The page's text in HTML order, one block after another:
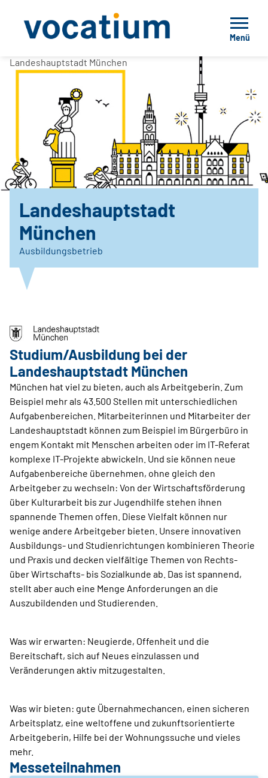
Menü
Landeshauptstadt München
Landeshauptstadt
München
Ausbildungsbetrieb
Studium/Ausbildung bei der
Landeshauptstadt München
München hat viel zu bieten, auch als Arbeitgeberin. Zum
Beispiel mehr als 43.500 Stellen mit unterschiedlichen
Aufgabenbereichen. Mitarbeiterinnen und Mitarbeiter der
Landeshauptstadt können zum Beispiel im Bürgerbüro in
engem Kontakt mit Menschen arbeiten oder im IT-Referat
komplexe IT-Projekte abwickeln. Und sie können neue
Aufgabenbereiche übernehmen, ohne gleich den
Arbeitgeber zu wechseln: Von der Wirtschaftsförderung
über Kulturarbeit bis zur Jugendhilfe stehen ihnen
spannende Themen offen. Diese Vielfalt können nur
wenige andere Arbeitgeber bieten. Unsere innovativen
Ausbildungs- und Studienrichtungen kombinieren Theorie
und Praxis und decken vielfältige Themen von Rechts-
über Wirtschafts- bis Sozialkunde ab. Das ist spannend,
stellt aber auch eine Menge Anforderungen an die
Auszubildenden und Studierenden.
Was wir erwarten: Neugierde, Offenheit und die
Bereitschaft, sich auf Neues einzulassen und
Veränderungen aktiv mitzugestalten.
Was wir bieten: gute Übernahmechancen, einen sicheren
Arbeitsplatz, eine weltoffene und zukunftsorientierte
Arbeitgeberin, Hilfe bei der Wohnungssuche und vieles
mehr.
Messeteilnahmen